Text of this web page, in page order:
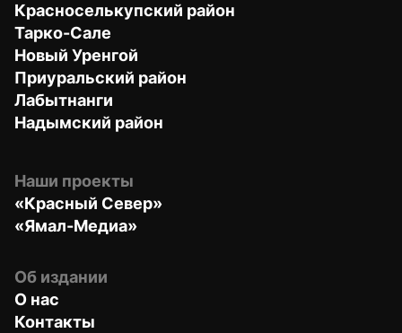
Красноселькупский район
Тарко-Сале
Новый Уренгой
Приуральский район
Лабытнанги
Надымский район
Наши проекты
«Красный Север»
«Ямал-Медиа»
Об издании
О нас
Контакты